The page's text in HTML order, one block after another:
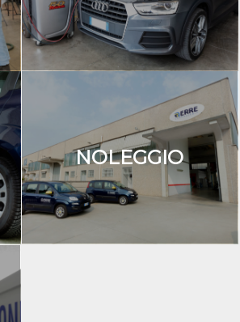
NOLEGGIO